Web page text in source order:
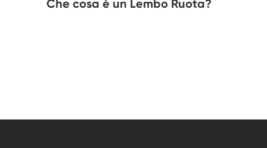
Che cosa è un Lembo Ruota?